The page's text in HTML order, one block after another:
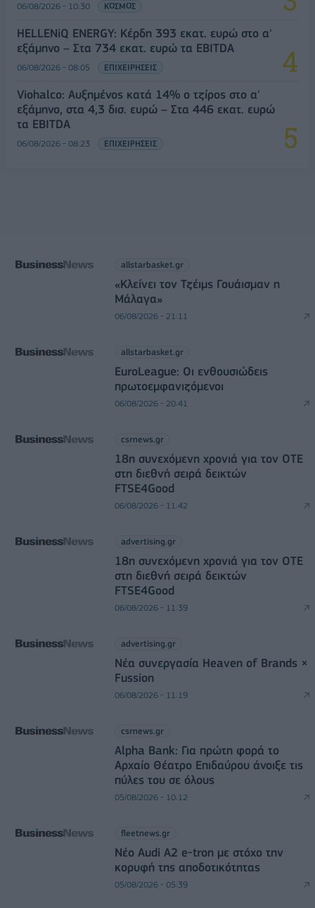
06/08/2026 - 10:30 ΚΟΣΜΟΣ
HELLENiQ ENERGY: Κέρδη 393 εκατ. ευρώ στο α'
εξάμηνο – Στα 734 εκατ. ευρώ τα EBITDA
06/08/2026 - 08:05 ΕΠΙΧΕΙΡΗΣΕΙΣ
Viohalco: Αυξημένος κατά 14% ο τζίρος στο α'
εξάμηνο, στα 4,3 δισ. ευρώ – Στα 446 εκατ. ευρώ
τα EBITDA
06/08/2026 - 08:23 ΕΠΙΧΕΙΡΗΣΕΙΣ
allstarbasket.gr
«Κλείνει τον Τζέιμς Γουάισμαν η
Μάλαγα»
06/08/2026 - 21:11
allstarbasket.gr
EuroLeague: Οι ενθουσιώδεις
πρωτοεμφανιζόμενοι
06/08/2026 - 20:41
csrnews.gr
18η συνεχόμενη χρονιά για τον ΟΤΕ
στη διεθνή σειρά δεικτών
FTSE4Good
06/08/2026 - 11:42
advertising.gr
18η συνεχόμενη χρονιά για τον ΟΤΕ
στη διεθνή σειρά δεικτών
FTSE4Good
06/08/2026 - 11:39
advertising.gr
Νέα συνεργασία Heaven of Brands ×
Fussion
06/08/2026 - 11:19
csrnews.gr
Alpha Bank: Για πρώτη φορά το
Αρχαίο Θέατρο Επιδαύρου άνοιξε τις
πύλες του σε όλους
05/08/2026 - 10:12
fleetnews.gr
Νέο Audi A2 e-tron με στόχο την
κορυφή της αποδοτικότητας
05/08/2026 - 05:39